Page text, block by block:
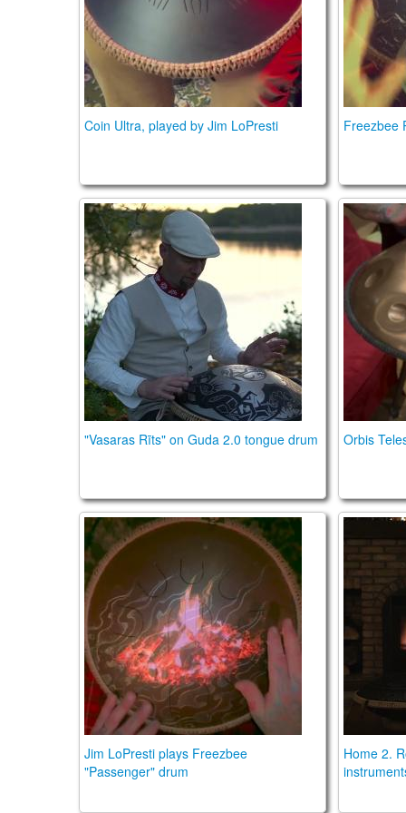
Coin Ultra, played by Jim LoPresti Freezbee
Vasaras Rīts
"Vasaras Rīts" on Guda 2.0 tongue drum
Orbis
Orbis
Spirit Percussion Passenger Tongue Drum
Jim LoPresti plays Freezbee
"Passenger" drum
Home 2
Home 2.